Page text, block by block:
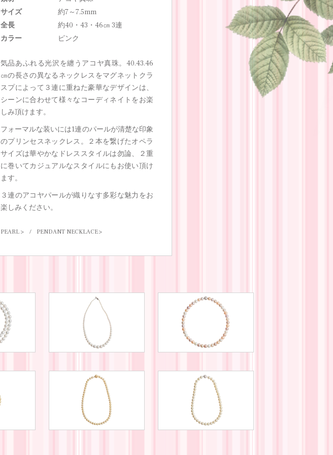
サイズ
約7～7.5mm
全長
約40・43・46㎝ 3連
カラー
ピンク
気品あふれる光沢を纏うアコヤ真珠。40.43.46
㎝の長さの異なるネックレスをマグネットクラ
スプによって３連に重ねた豪華なデザインは、
シーンに合わせて様々なコーディネイトをお楽
しみ頂けます。
フォーマルな装いには1連のパールが清楚な印象
のプリンセスネックレス。２本を繋げたオペラ
サイズは華やかなドレススタイルは勿論、２重
に巻いてカジュアルなスタイルにもお使い頂け
ます。
３連のアコヤパールが織りなす多彩な魅力をお
楽しみください。
PEARL PENDANT NECKLACE